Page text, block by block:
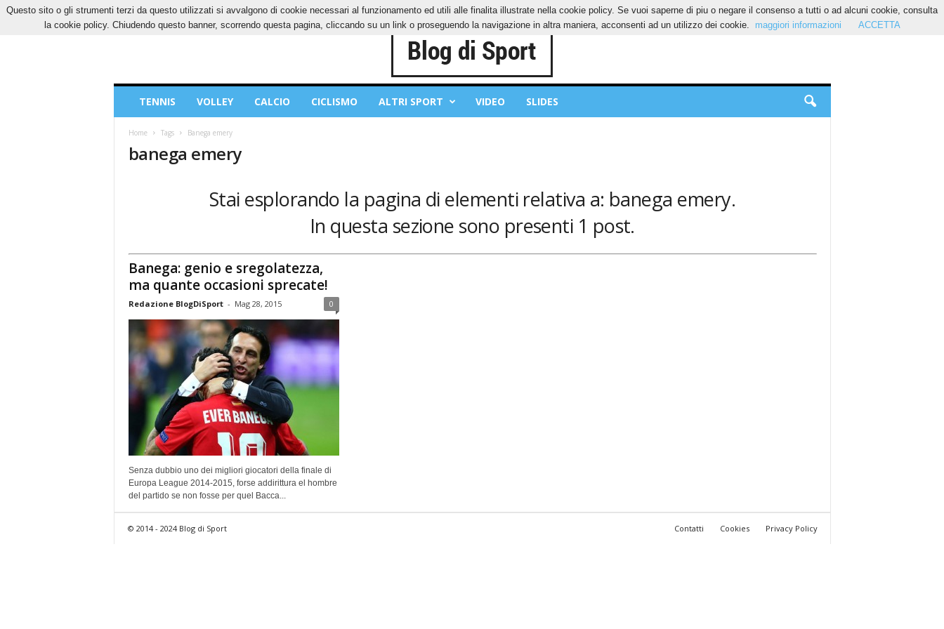
GIOVEDÌ, 6 AGOSTO 2026 CONTATTI COOKIES PRIVACY POLICY
Sport
TENNIS VOLLEY CALCIO CICLISMO ALTRI SPORT VIDEO SLIDES
Home Tags Banega emery
banega emery
Stai esplorando la pagina di elementi relativa a: banega emery.
In questa sezione sono presenti 1 post.
Banega: genio e sregolatezza,
ma quante occasioni sprecate!
Redazione BlogDiSport - Mag 28, 2015 0
Senza dubbio uno dei migliori giocatori della finale di
Europa League 2014-2015, forse addirittura el hombre
del partido se non fosse per quel Bacca...
Contatti Cookies Privacy Policy
© 2014 - 2024 Blog di Sport
Questo sito o gli strumenti terzi da questo utilizzati si avvalgono di cookie necessari al funzionamento ed utili alle finalita illustrate nella cookie policy. Se vuoi saperne di piu o negare il consenso a tutti o ad alcuni cookie, consulta
la cookie policy. Chiudendo questo banner, scorrendo questa pagina, cliccando su un link o proseguendo la navigazione in altra maniera, acconsenti ad un utilizzo dei cookie.
maggiori informazioni ACCETTA